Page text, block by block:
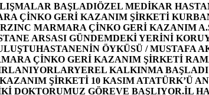
BAŞLADIÖZEL MEDİKAR
ÇİNKO GERİ KAZANIM ŞİRKETİ
MARMARA ÇİNKO GERİ KAZANIM
ARSASI GÜNDEMDEKİ YERİNİ
HASTANENİN ÖYKÜSÜ / MUSTAFA
ÇİNKO GERİ KAZANIM ŞİRKETİ
YEREL KALKINMA
ŞİRKETİ 10 KASIM ATATÜRK’Ü
DOKTORUMUZ GÖREVE BAŞLIYOR.İL